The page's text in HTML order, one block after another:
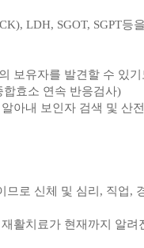
LDH, SGOT, SGPT등
보유자를 발견할 수 있
합효소 연속 반응검사)
아내 보인자 검색 및 산
므로 신체 및 심리, 직업,
활치료가 현재까지 알려